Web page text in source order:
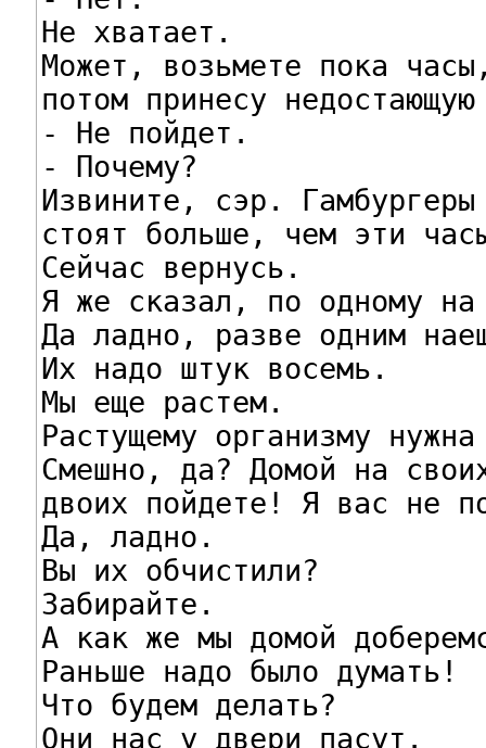
Не хватает.
Может, возьмете пока
потом принесу
- Не пойдет.
- Почему?
Извините, сэр. Гамбургеры
стоят больше, чем эти
Сейчас вернусь.
Я же сказал, по одному
Да ладно, разве одним
Их надо штук восемь.
Мы еще растем.
Растущему организму
Смешно, да? Домой на
двоих пойдете! Я вас не
Да, ладно.
Вы их обчистили?
Забирайте.
А как же мы домой
Раньше надо было думать!
Что будем делать?
Они нас у двери пасут.